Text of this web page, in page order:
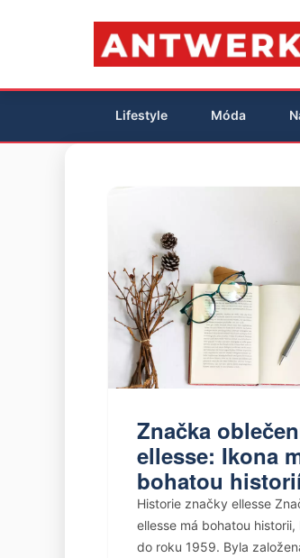
Lifestyle Móda
Značka
ellesse: Ikona
bohatou
Historie značky ellesse
ellesse má bohatou
do roku 1959. Byla